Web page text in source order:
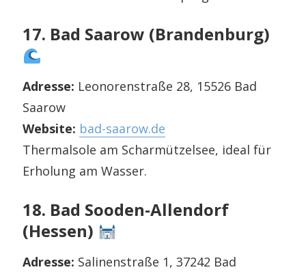
17. Bad Saarow (Brandenburg)
Adresse: Leonorenstraße 28, 15526 Bad
Saarow
Website: bad-saarow.de
Thermalsole am Scharmützelsee, ideal für
Erholung am Wasser.
18. Bad Sooden-Allendorf
(Hessen)
Adresse: Salinenstraße 1, 37242 Bad